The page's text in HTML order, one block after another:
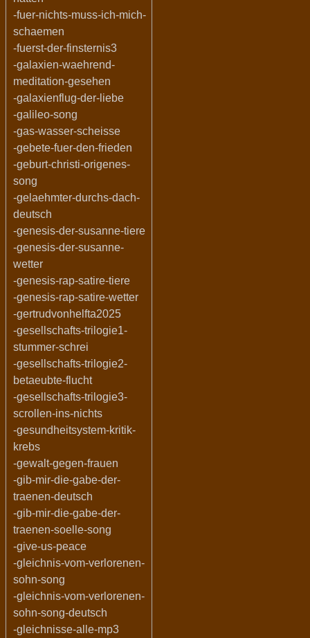
-fuer-nichts-muss-ich-mich-
schaemen
-fuerst-der-finsternis3
-galaxien-waehrend-
meditation-gesehen
-galaxienflug-der-liebe
-galileo-song
-gas-wasser-scheisse
-gebete-fuer-den-frieden
-geburt-christi-origenes-
song
-gelaehmter-durchs-dach-
deutsch
-genesis-der-susanne-tiere
-genesis-der-susanne-
wetter
-genesis-rap-satire-tiere
-genesis-rap-satire-wetter
-gertrudvonhelfta2025
-gesellschafts-trilogie1-
stummer-schrei
-gesellschafts-trilogie2-
betaeubte-flucht
-gesellschafts-trilogie3-
scrollen-ins-nichts
-gesundheitsystem-kritik-
krebs
-gewalt-gegen-frauen
-gib-mir-die-gabe-der-
traenen-deutsch
-gib-mir-die-gabe-der-
traenen-soelle-song
-give-us-peace
-gleichnis-vom-verlorenen-
sohn-song
-gleichnis-vom-verlorenen-
sohn-song-deutsch
-gleichnisse-alle-mp3